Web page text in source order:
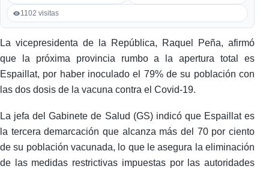
1102 visitas
La vicepresidenta de la República, Raquel Peña, afirmó
que la próxima provincia rumbo a la apertura total es
Espaillat, por haber inoculado el 79% de su población con
las dos dosis de la vacuna contra el Covid-19.
La jefa del Gabinete de Salud (GS) indicó que Espaillat es
la tercera demarcación que alcanza más del 70 por ciento
de su población vacunada, lo que le asegura la eliminación
de las medidas restrictivas impuestas por las autoridades